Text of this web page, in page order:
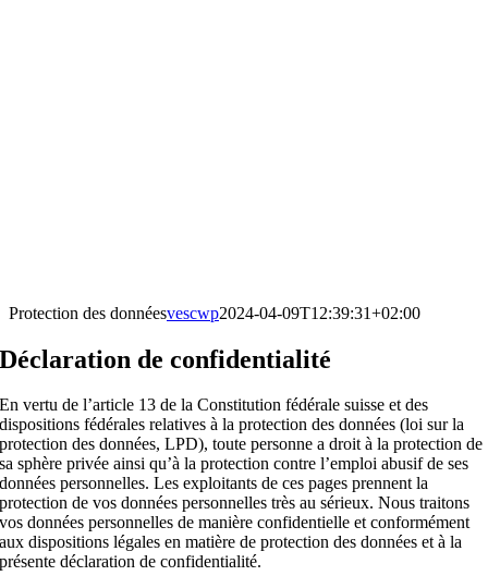
Protection des donnéesvescwp2024-04-09T12:39:31+02:00
Déclaration de confidentialité
En vertu de l’article 13 de la Constitution fédérale suisse et des
dispositions fédérales relatives à la protection des données (loi sur la
protection des données, LPD), toute personne a droit à la protection de
sa sphère privée ainsi qu’à la protection contre l’emploi abusif de ses
données personnelles. Les exploitants de ces pages prennent la
protection de vos données personnelles très au sérieux. Nous traitons
vos données personnelles de manière confidentielle et conformément
aux dispositions légales en matière de protection des données et à la
présente déclaration de confidentialité.